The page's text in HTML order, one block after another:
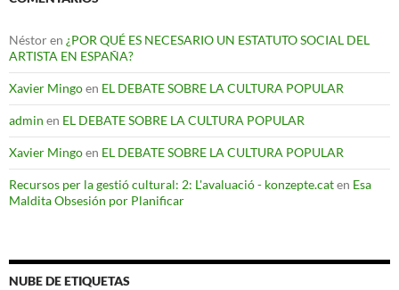
Néstoren ¿POR QUÉ ES NECESARIO UN ESTATUTO SOCIAL DEL
ARTISTA EN ESPAÑA?
Xavier Mingoen EL DEBATE SOBRE LA CULTURA POPULAR
admin en EL DEBATE SOBRE LA CULTURA POPULAR
Xavier Mingoen EL DEBATE SOBRE LA CULTURA POPULAR
Recursos per la gestió cultural: 2: L'avaluació - konzepte.caten Esa
Maldita Obsesión por Planificar
NUBE DE ETIQUETAS